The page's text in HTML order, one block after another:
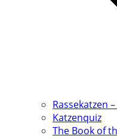
Rassekatzen
Katzenquiz
The Book of